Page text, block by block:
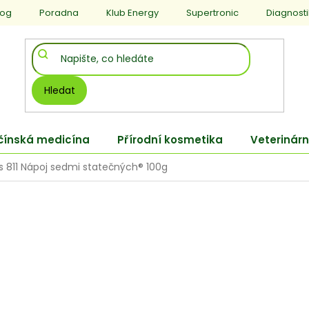
Poradna Klub Energy Supertronic
Hledat
medicína Přírodní kosmetika
811 Nápoj sedmi statečných® 100g